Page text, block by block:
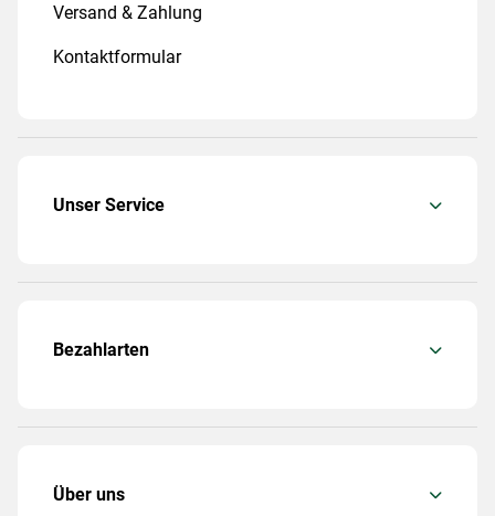
Versand & Zahlung
Kontaktformular
Unser Service
Bezahlarten
Über uns